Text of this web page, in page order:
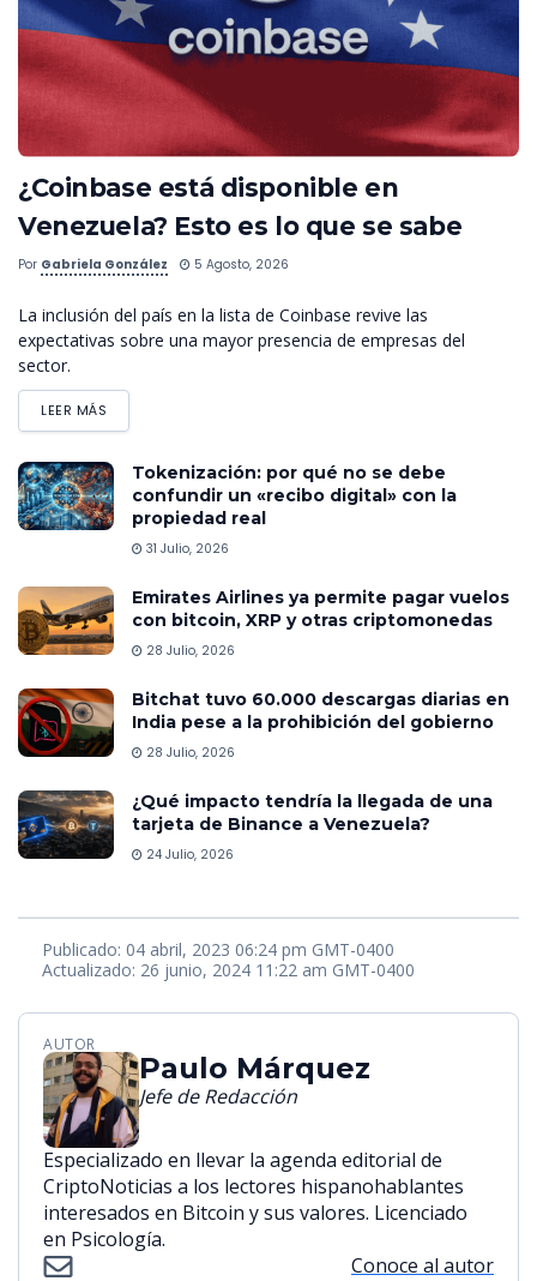
¿Coinbase está disponible en
Venezuela? Esto es lo que se sabe
Por Gabriela González 5 Agosto, 2026
La inclusión del país en la lista de Coinbase revive las
expectativas sobre una mayor presencia de empresas del
sector.
LEER MÁS
Tokenización: por qué no se debe
confundir un «recibo digital» con la
propiedad real
31 Julio, 2026
Emirates Airlines ya permite pagar vuelos
con bitcoin, XRP y otras criptomonedas
28 Julio, 2026
Bitchat tuvo 60.000 descargas diarias en
India pese a la prohibición del gobierno
28 Julio, 2026
¿Qué impacto tendría la llegada de una
tarjeta de Binance a Venezuela?
24 Julio, 2026
Publicado: 04 abril, 2023 06:24 pm GMT-0400
Actualizado: 26 junio, 2024 11:22 am GMT-0400
AUTOR
Paulo Márquez
Jefe de Redacción
Especializado en llevar la agenda editorial de
CriptoNoticias a los lectores hispanohablantes
interesados en Bitcoin y sus valores. Licenciado
en Psicología.
Conoce al autor